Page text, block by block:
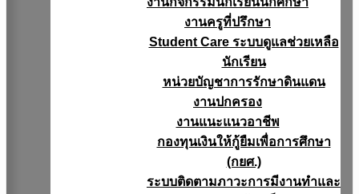
งานครูที่ปรึกษา
Student Care ระบบดูแลช่วยเหลือ
นักเรียน
หน่วยบัญชาการรักษาดินแดน
งานปกครอง
งานแนะแนวอาชีพ
กองทุนเงินให้กู้ยืมเพื่อการศึกษา
(กยศ.)
ระบบติดตามภาวะการมีงานทำและ